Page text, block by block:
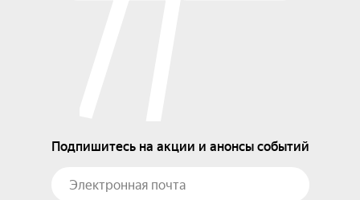
Подпишитесь на акции и анонсы событий